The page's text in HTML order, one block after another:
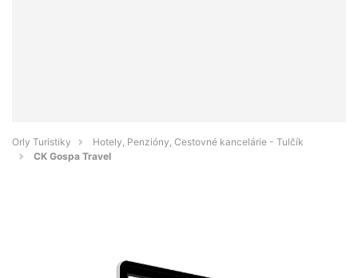
Orly Turistiky
Hotely, Penzióny, Cestovné kancelárie - Tulčík
CK Gospa Travel